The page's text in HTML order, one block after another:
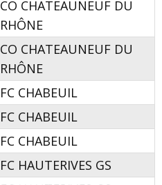
CO CHATEAUNEUF DU
RHÔNE
CO CHATEAUNEUF DU
RHÔNE
FC CHABEUIL
FC CHABEUIL
FC CHABEUIL
FC HAUTERIVES GS